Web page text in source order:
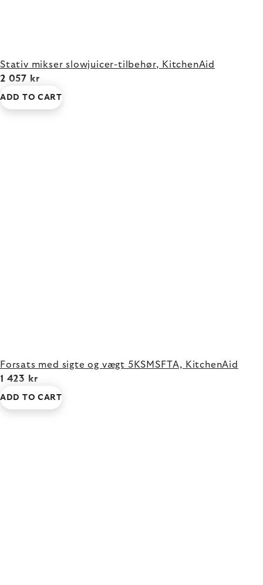
Stativ mikser slowjuicer-tilbehør, KitchenAid
2 057 kr
ADD TO CART
Forsats med sigte og vægt 5KSMSFTA, KitchenAid
1 423 kr
ADD TO CART